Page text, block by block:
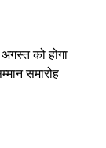
को होगा
समारोह